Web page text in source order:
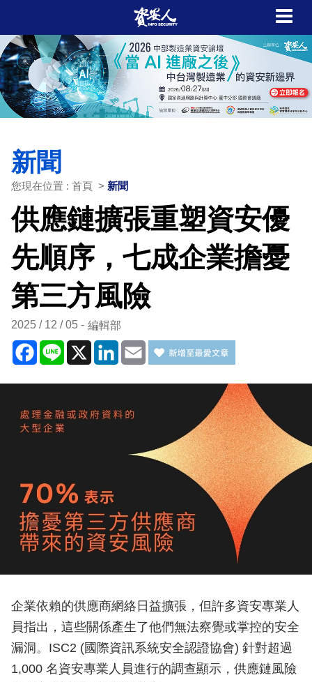
新聞
您現在位置 : 首頁 > 新聞
供應鏈擴張重塑資安優
先順序，七成企業擔憂
第三方風險
2025 / 12 / 05 編輯部
Facebook
Line X LinkedIn
Email
企業依賴的供應商網絡日益擴張，但許多資安專業人
員指出，這些關係產生了他們無法察覺或掌控的安全
漏洞。ISC2 (國際資訊系統安全認證協會) 針對超過
1,000 名資安專業人員進行的調查顯示，供應鏈風險